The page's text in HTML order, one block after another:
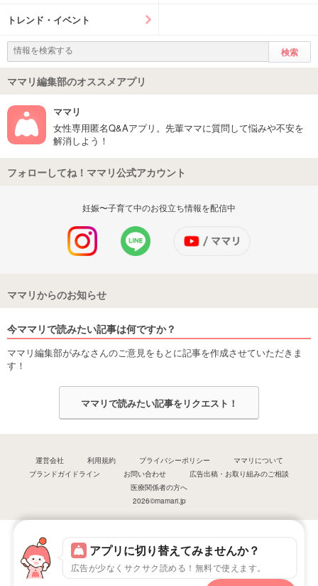
アプリに切り替えてみませんか？
広告が少なくサクサク読める！無料で使えます。
トレンド・イベント
ママリ編集部のオススメアプリ
ママリ
女性専用匿名Q&Aアプリ。先輩ママに質問して悩みや不安を
解消しよう！
フォローしてね！ママリ公式アカウント
妊娠〜子育て中のお役立ち情報を配信中
ママリからのお知らせ
今ママリで読みたい記事は何ですか？
ママリ編集部がみなさんのご意見をもとに記事を作成させていただきま
す！
ママリで読みたい記事をリクエスト！
運営会社 利用規約 プライバシーポリシー
ママリについて
ブランドガイドライン
お問い合わせ
広告出稿・お取り組みのご相談
医療関係者の方へ
2026©mamari.jp